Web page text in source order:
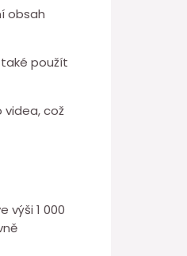
obsah
použít
videa, což
výši 1 000